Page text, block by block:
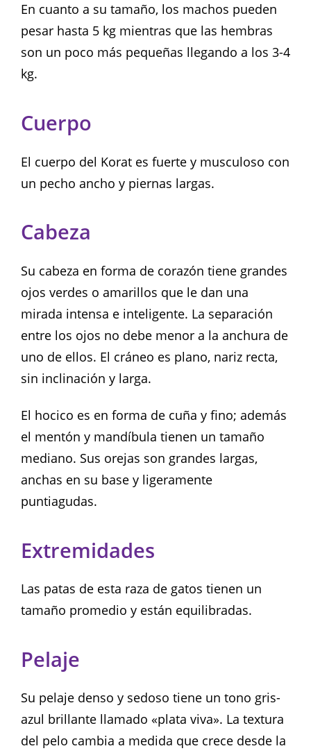
En cuanto a su tamaño, los machos pueden
pesar hasta 5 kg mientras que las hembras
son un poco más pequeñas llegando a los 3-4
kg.
Cuerpo
El cuerpo del Korat es fuerte y musculoso con
un pecho ancho y piernas largas.
Cabeza
Su cabeza en forma de corazón tiene grandes
ojos verdes o amarillos que le dan una
mirada intensa e inteligente. La separación
entre los ojos no debe menor a la anchura de
uno de ellos. El cráneo es plano, nariz recta,
sin inclinación y larga.
El hocico es en forma de cuña y fino; además
el mentón y mandíbula tienen un tamaño
mediano. Sus orejas son grandes largas,
anchas en su base y ligeramente
puntiagudas.
Extremidades
Las patas de esta raza de gatos tienen un
tamaño promedio y están equilibradas.
Pelaje
Su pelaje denso y sedoso tiene un tono gris-
azul brillante llamado «plata viva». La textura
del pelo cambia a medida que crece desde la